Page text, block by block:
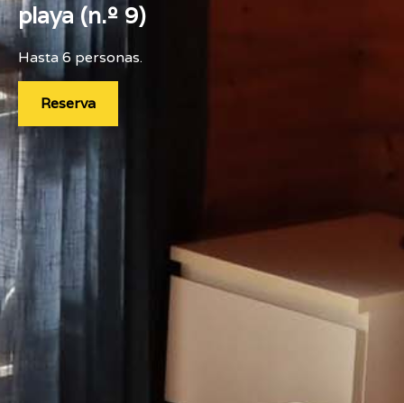
playa (n.º 9)
Hasta 6 personas.
Reserva